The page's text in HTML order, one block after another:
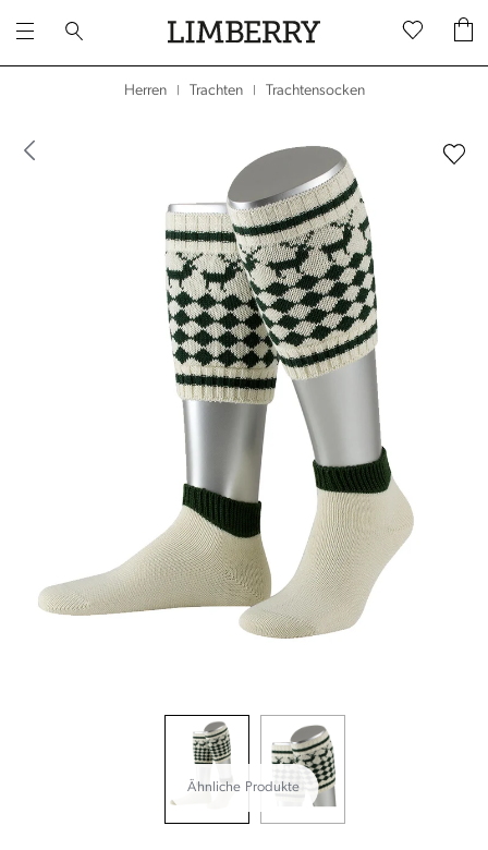
Herren Trachten Trachtensocken
Ähnliche Produkte